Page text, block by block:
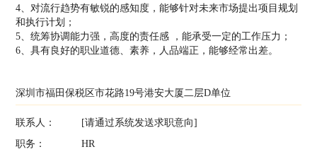
4、对流行趋势有敏锐的感知度，能够针对未来市场提出项目规划
和执行计划；
5、统筹协调能力强，高度的责任感 ，能承受一定的工作压力；
6、具有良好的职业道德、素养，人品端正，能够经常出差。
深圳市福田保税区市花路19号港安大厦二层D单位
联系人：
[请通过系统发送求职意向]
职务：
HR